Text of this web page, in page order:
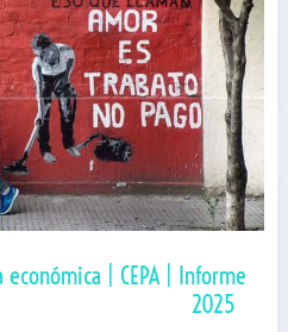
| CEPA | Informe
2025